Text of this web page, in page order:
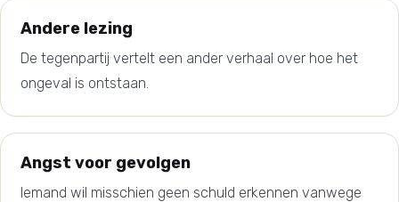
Andere lezing
De tegenpartij vertelt een ander verhaal over hoe het
ongeval is ontstaan.
Angst voor gevolgen
Iemand wil misschien geen schuld erkennen vanwege